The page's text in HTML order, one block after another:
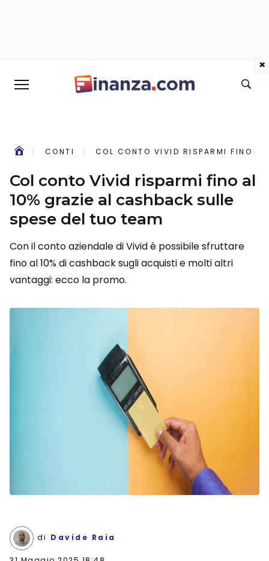
CONTI COL CONTO VIVID RISPARMI FINO AL
Col conto Vivid risparmi fino al
10% grazie al cashback sulle
spese del tuo team
Con il conto aziendale di Vivid è possibile sfruttare
fino al 10% di cashback sugli acquisti e molti altri
vantaggi: ecco la promo.
di Davide Raia
×